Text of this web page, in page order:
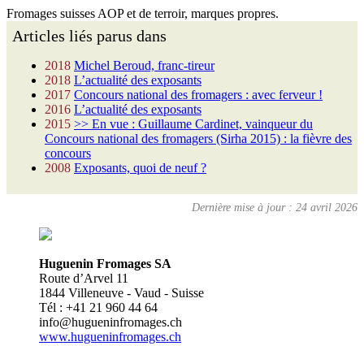
Fromages suisses AOP et de terroir, marques propres.
Articles liés parus dans
2018 Michel Beroud, franc-tireur
2018 L’actualité des exposants
2017 Concours national des fromagers : avec ferveur !
2016 L’actualité des exposants
2015 >> En vue : Guillaume Cardinet, vainqueur du
Concours national des fromagers (Sirha 2015) : la fièvre des
concours
2008 Exposants, quoi de neuf ?
Dernière mise à jour : 24 avril 2026
Huguenin Fromages SA
Route d’Arvel 11
1844 Villeneuve - Vaud - Suisse
Tél : +41 21 960 44 64
info@hugueninfromages.ch
www.hugueninfromages.ch